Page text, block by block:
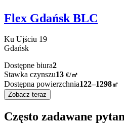
Flex Gdańsk BLC
Ku Ujściu 19
Gdańsk
Dostępne biura2
Stawka czynszu13 €/㎡
Dostępna powierzchnia122–1298㎡
Zobacz teraz
Często zadawane